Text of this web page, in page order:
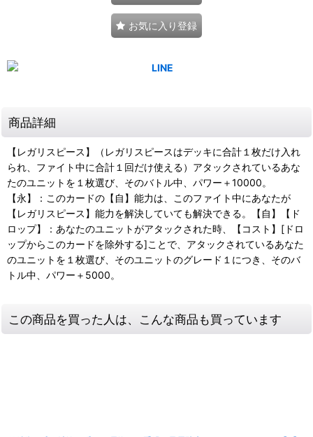
お気に入り登録
商品詳細
【レガリスピース】（レガリスピースはデッキに合計１枚だけ入れ
られ、ファイト中に合計１回だけ使える）アタックされているあな
たのユニットを１枚選び、そのバトル中、パワー＋10000。
【永】：このカードの【自】能力は、このファイト中にあなたが
【レガリスピース】能力を解決していても解決できる。【自】【ド
ロップ】：あなたのユニットがアタックされた時、【コスト】[ドロ
ップからこのカードを除外する]ことで、アタックされているあなた
のユニットを１枚選び、そのユニットのグレード１につき、そのバ
トル中、パワー＋5000。
この商品を買った人は、こんな商品も買っています